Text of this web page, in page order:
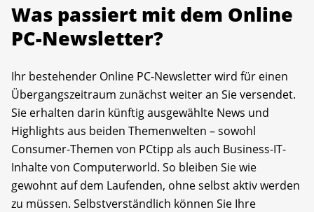
Was passiert mit dem Online
PC-Newsletter?
Ihr bestehender Online PC-Newsletter wird für einen
Übergangszeitraum zunächst weiter an Sie versendet.
Sie erhalten darin künftig ausgewählte News und
Highlights aus beiden Themenwelten – sowohl
Consumer-Themen von PCtipp als auch Business-IT-
Inhalte von Computerworld. So bleiben Sie wie
gewohnt auf dem Laufenden, ohne selbst aktiv werden
zu müssen. Selbstverständlich können Sie Ihre